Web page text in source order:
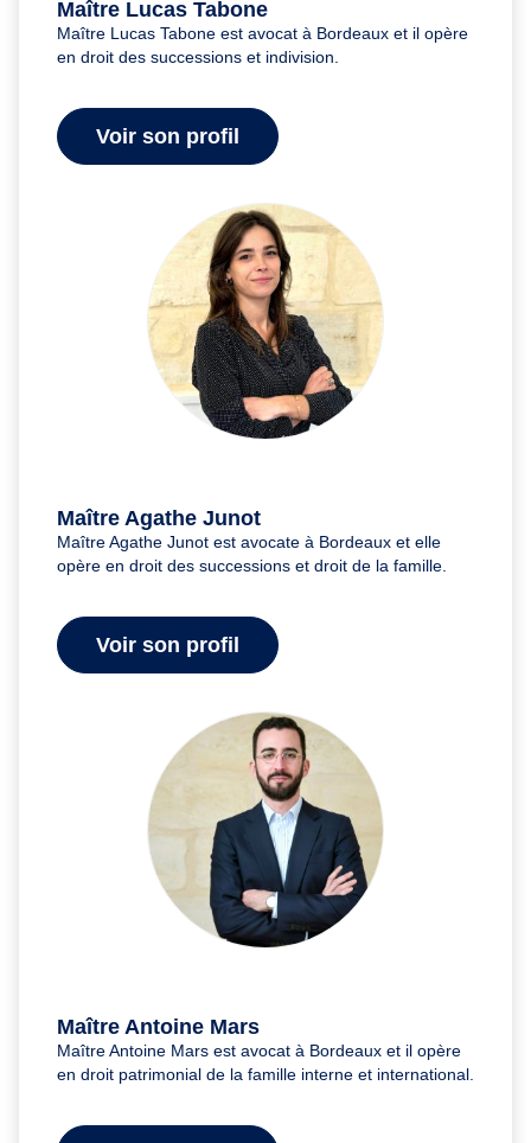
Maître Lucas Tabone
Maître Lucas Tabone est avocat à Bordeaux et il opère
en droit des successions et indivision.
Voir son profil
Maître Agathe Junot
Maître Agathe Junot est avocate à Bordeaux et elle
opère en droit des successions et droit de la famille.
Voir son profil
Maître Antoine Mars
Maître Antoine Mars est avocat à Bordeaux et il opère
en droit patrimonial de la famille interne et international.